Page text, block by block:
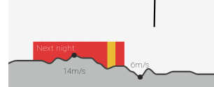
Next night
14m/s
6m/s